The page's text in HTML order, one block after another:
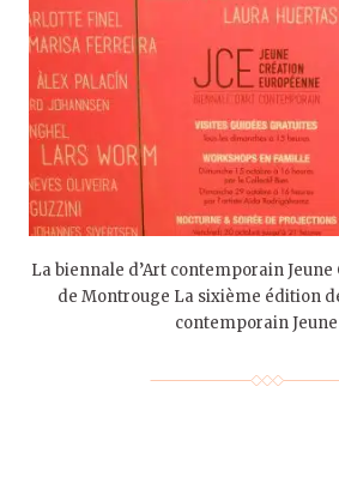
La biennale d’Art contemporain
de Montrouge La sixième édition
contemporain